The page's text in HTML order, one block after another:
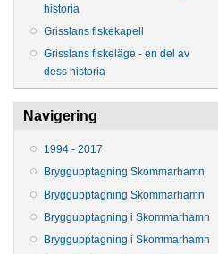
historia
Grisslans fiskekapell
Grisslans fiskeläge - en del av
dess historia
Navigering
1994 - 2017
Bryggupptagning Skommarhamn
Bryggupptagning Skommarhamn
Bryggupptagning i Skommarhamn
Bryggupptagning i Skommarhamn